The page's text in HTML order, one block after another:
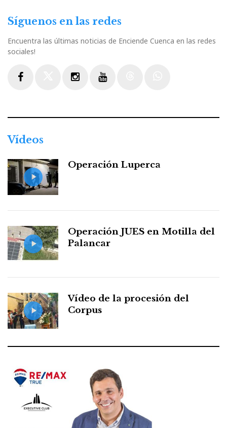
Síguenos en las redes
Encuentra las últimas noticias de Enciende Cuenca en las redes
sociales!
Vídeos
Operación Luperca
Operación JUES en Motilla del
Palancar
Vídeo de la procesión del
Corpus